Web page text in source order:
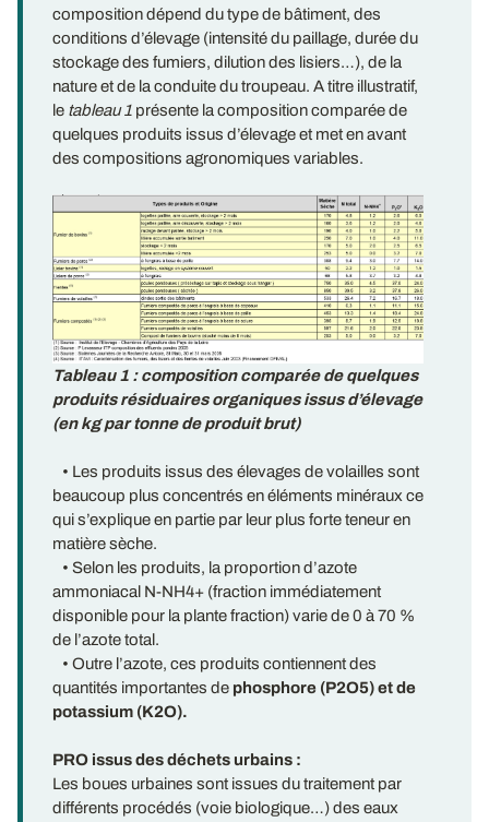
composition dépend du type de bâtiment, des
conditions d’élevage (intensité du paillage, durée du
stockage des fumiers, dilution des lisiers…), de la
nature et de la conduite du troupeau. A titre illustratif,
le tableau 1 présente la composition comparée de
quelques produits issus d’élevage et met en avant
des compositions agronomiques variables.
Tableau 1 : composition comparée de quelques
produits résiduaires organiques issus d’élevage
(en kg par tonne de produit brut)
• Les produits issus des élevages de volailles sont
beaucoup plus concentrés en éléments minéraux ce
qui s’explique en partie par leur plus forte teneur en
matière sèche.
• Selon les produits, la proportion d’azote
ammoniacal N-NH4+ (fraction immédiatement
disponible pour la plante fraction) varie de 0 à 70 %
de l’azote total.
• Outre l’azote, ces produits contiennent des
quantités importantes de phosphore (P2O5) et de
potassium (K2O).
PRO issus des déchets urbains :
Les boues urbaines sont issues du traitement par
différents procédés (voie biologique…) des eaux